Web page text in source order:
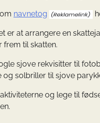
navnetog
er at arrangere en
frem til skatten.
sjove rekvisitter til
solbriller til sjove
og lege til